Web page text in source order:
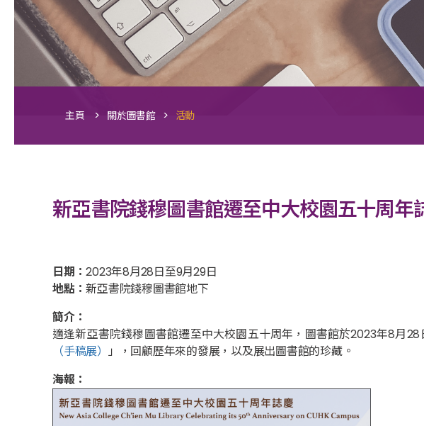
主頁 > 關於圖書館 > 活動
新亞書院錢穆圖書館遷至中大校園五十周年
日期：2023年8月28日至9月29日
地點：新亞書院錢穆圖書館地下
簡介：
適逢新亞書院錢穆圖書館遷至中大校園五十周年，圖書館於2023年8月
（手稿展） 」，回顧歷年來的發展，以及展出圖書館的珍藏。
海報：